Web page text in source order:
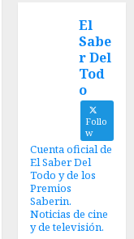
El
Sabe
r Del
Tod
o
Follo
w
Cuenta oficial de
El Saber Del
Todo y de los
Premios
Saberin.
Noticias de cine
y de televisión.